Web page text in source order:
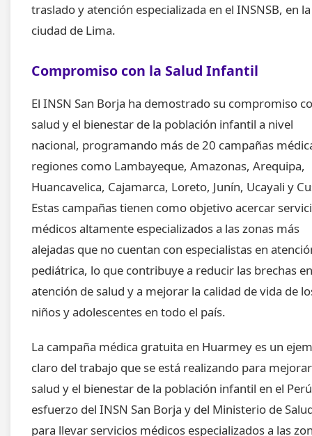
traslado y atención especializada en el INSNSB, en la
ciudad de Lima.
Compromiso con la Salud Infantil
El INSN San Borja ha demostrado su compromiso
salud y el bienestar de la población infantil a nivel
nacional, programando más de 20 campañas
regiones como Lambayeque, Amazonas, Arequipa,
Huancavelica, Cajamarca, Loreto, Junín, Ucayali y
Estas campañas tienen como objetivo acercar
médicos altamente especializados a las zonas más
alejadas que no cuentan con especialistas en
pediátrica, lo que contribuye a reducir las brechas
atención de salud y a mejorar la calidad de vida de
niños y adolescentes en todo el país.
La campaña médica gratuita en Huarmey es un
claro del trabajo que se está realizando para
salud y el bienestar de la población infantil en el
esfuerzo del INSN San Borja y del Ministerio de
para llevar servicios médicos especializados a las